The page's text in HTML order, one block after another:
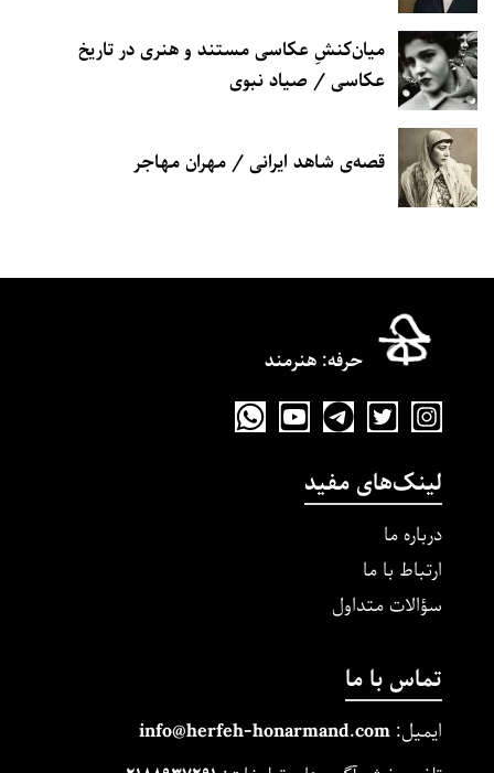
میان‌کنشِ عکاسی مستند و هنری در تاریخ
عکاسی / صیاد نبوی
قصه‌ی شاهد ایرانی / مهران مهاجر
حرفه‌: هنرمند
لینک‌های مفید
درباره ما
ارتباط با ما
سؤالات متداول
تماس با ما
ایمیل: info@herfeh-honarmand.com